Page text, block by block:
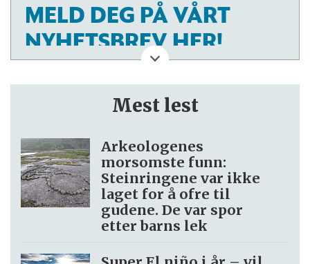
MELD DEG PÅ VÅRT
NYHETSBREV HER!
Mest lest
Arkeologenes
morsomste funn:
Steinringene var ikke
laget for å ofre til
gudene. De var spor
etter barns lek